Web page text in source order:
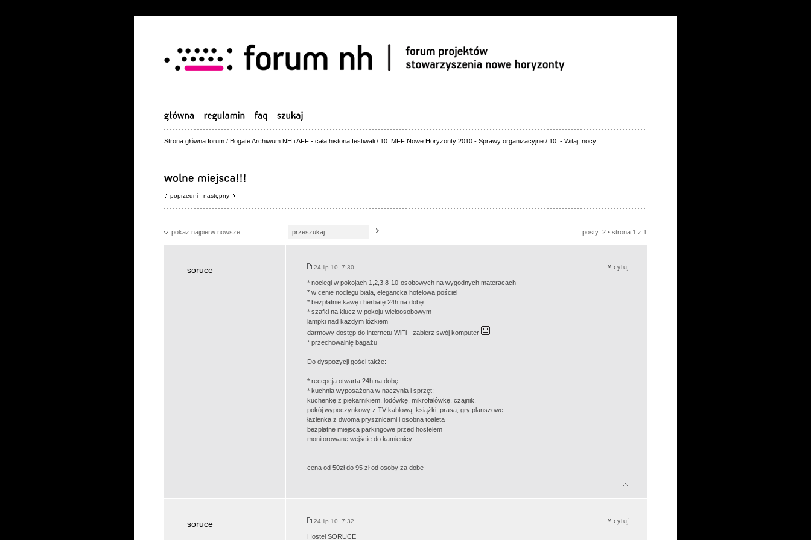
Strona główna forum / Bogate Archiwum NH i AFF - cała historia festiwali / 10. MFF Nowe Horyzonty 2010 - Sprawy organizacyjne / 10. - Witaj, nocy
poprzedni następny
pokaż najpierw nowsze posty: 2 • strona 1 z 1
soruce 24 lip 10, 7:30
* noclegi w pokojach 1,2,3,8-10-osobowych na wygodnych materacach
* w cenie noclegu biała, elegancka hotelowa pościel
* bezpłatnie kawę i herbatę 24h na dobę
* szafki na klucz w pokoju wieloosobowym
lampki nad każdym łóżkiem
darmowy dostęp do internetu WiFi - zabierz swój komputer
* przechowalnię bagażu
Do dyspozycji gości także:
* recepcja otwarta 24h na dobę
* kuchnia wyposażona w naczynia i sprzęt:
kuchenkę z piekarnikiem, lodówkę, mikrofalówkę, czajnik,
pokój wypoczynkowy z TV kablową, książki, prasa, gry planszowe
łazienka z dwoma prysznicami i osobna toaleta
bezpłatne miejsca parkingowe przed hostelem
monitorowane wejście do kamienicy
cena od 50zł do 95 zł od osoby za dobe
soruce 24 lip 10, 7:32
Hostel SORUCE